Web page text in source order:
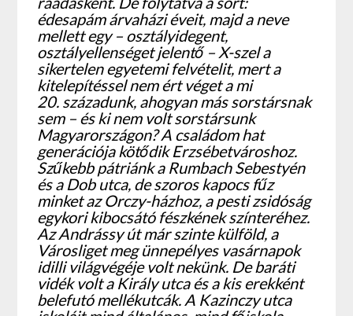
édesapám árvaházi éveit, majd a neve
mellett egy – osztályidegent,
osztályellenséget jelentő – X-szel a
sikertelen egyetemi felvételit, mert a
kitelepítéssel nem ért véget a mi
20. századunk, ahogyan más sorstársnak
sem – és ki nem volt sorstársunk
Magyarországon? A családom hat
generációja kötődik Erzsébetvároshoz.
Szűkebb pátriánk a Rumbach Sebestyén
és a Dob utca, de szoros kapocs fűz
minket az Orczy-házhoz, a pesti zsidóság
egykori kibocsátó fészkének színteréhez.
Az Andrássy út már szinte külföld, a
Városliget meg ünnepélyes vasárnapok
idilli világvégéje volt nekünk. De baráti
vidék volt a Király utca és a kis erekként
belefutó mellékutcák. A Kazinczy utca